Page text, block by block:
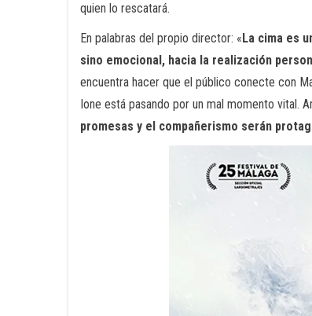
quien lo rescatará.
En palabras del propio director: « La cima es
sino emocional, hacia la realización
encuentra hacer que el público conecte con
Ione está pasando por un mal momento vital.
promesas y el compañerismo serán